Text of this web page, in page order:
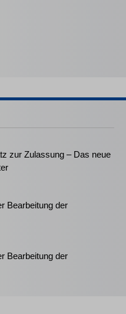
zur Zulassung – Das neue
Bearbeitung der
Bearbeitung der